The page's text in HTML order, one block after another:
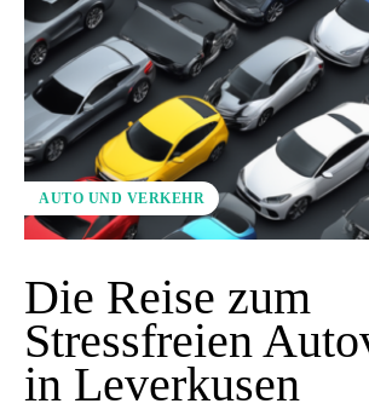
AUTO UND VERKEHR
Die Reise zum
Stressfreien
in Leverkusen